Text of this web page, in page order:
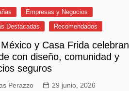
Empresas y Negocios
Destacadas
Recomendados
y Casa Frida celebran
con diseño, comunidad y
seguros
Perazzo 29 junio, 2026